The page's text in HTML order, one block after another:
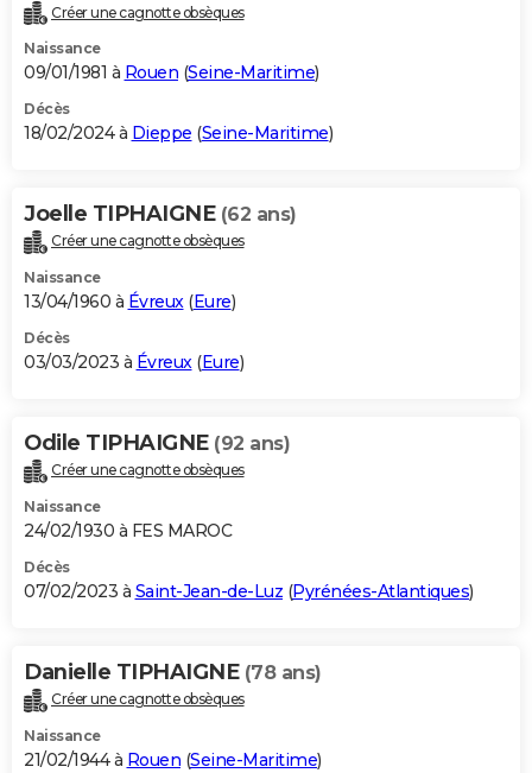
Créer une cagnotte obsèques
Naissance
09/01/1981 à Rouen (Seine-Maritime)
Décès
18/02/2024 à Dieppe (Seine-Maritime)
Joelle TIPHAIGNE (62 ans)
Créer une cagnotte obsèques
Naissance
13/04/1960 à Évreux(Eure)
Décès
03/03/2023 à Évreux(Eure)
Odile TIPHAIGNE (92 ans)
Créer une cagnotte obsèques
Naissance
24/02/1930 à FES MAROC
Décès
07/02/2023 à Saint-Jean-de-Luz (Pyrénées-Atlantiques)
Danielle TIPHAIGNE (78 ans)
Créer une cagnotte obsèques
Naissance
21/02/1944 à Rouen (Seine-Maritime)